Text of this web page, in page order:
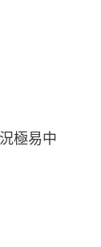
極易中